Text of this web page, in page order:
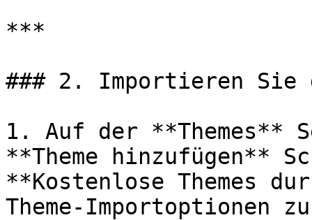
***
### 2. Importieren Sie
1. Auf der
**Theme hinzufügen**
**Kostenlose Themes
Theme-Importoptionen